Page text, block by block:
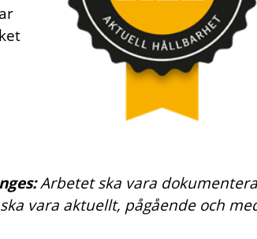
Arbetet ska vara
vara aktuellt, pågående och